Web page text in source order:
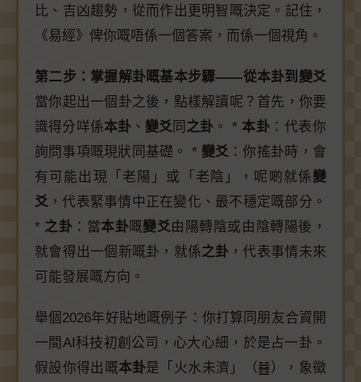
比、吉凶趨勢，從而作出更明智嘅決定。記住，
《易經》俾你嘅唔係一個答案，而係一個視角。
第二步：掌握解卦嘅基本步驟——從本卦到變爻
當你起出一個卦之後，點樣解讀呢？首先，你要
識得分咩係本卦 、 變爻 同 之卦 。 * 本卦 ：代表你
詢問事項嘅現狀同基礎。 * 變爻 ：你搖卦時，會
有可能出現「老陽」或「老陰」，呢啲就係變
爻 ，代表緊事情中正在變化、最不穩定嘅部分。
* 之卦 ：當本卦嘅變爻由陽轉陰或由陰轉陽後，
就會得出一個新嘅卦，就係之卦 ，代表事情未來
可能發展嘅方向。
舉個2026年好貼地嘅例子：你打算同朋友合資開
一間AI科技初創公司，心大心細，於是占一卦。
假設你得出嘅本卦是「火水未濟」（䷾），象徵